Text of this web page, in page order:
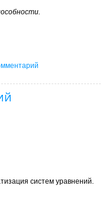
систем уравнений.